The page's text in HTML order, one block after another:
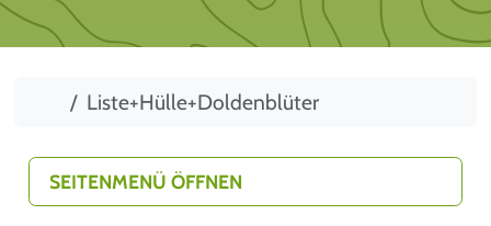
StartListe+Hülle+Doldenblüter
SEITENMENÜ ÖFFNEN